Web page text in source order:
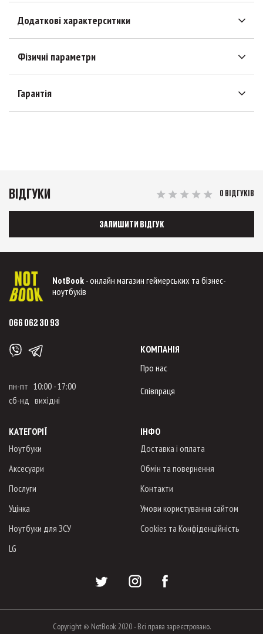
Додаткові характерситики
Фізичні параметри
Гарантія
ВІДГУКИ 0 ВІДГУКІВ
ЗАЛИШИТИ ВІДГУК
NotBook - онлайн магазин геймерських та бізнес-
ноутбуків
066 062 30 93
пн-пт 10:00 - 17:00
сб-нд вихідні
КОМПАНІЯ
Про нас
Співпраця
КАТЕГОРІЇ
Ноутбуки
Аксесуари
Послуги
Уцінка
Ноутбуки для ЗСУ
LG
ІНФО
Доставка і оплата
Обмін та повернення
Контакти
Умови користування сайтом
Cookies та Конфіденційність
Copyright © NotBook 2020 - Всі права зареєстровано.